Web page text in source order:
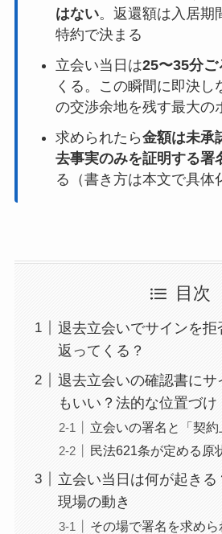
はない。返還額は入居期
特約で決まる
立会い当日は25〜35分
くる。この瞬間に即決し
の交渉余地を残す最大の
求められたら金額は未承
去事実のみを証明する署
る（書き方は本文で具体
目次
退去立会いでサインを拒
返ってくる？
退去立会いの確認書にサ
もいい？法的な位置づけ
立会いの署名と「契
民法621条が定める原
立会い当日は何が起きる
現場の動き
その場で署名を求め